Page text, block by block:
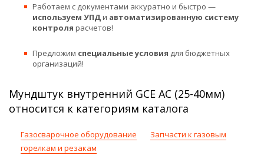
Работаем с документами аккуратно и быстро —
используем УПДи автоматизированную систему
контроля расчетов!
Предложим специальные условия для бюджетных
организаций!
Мундштук внутренний GCE AC (25-40мм)
относится к категориям каталога
Газосварочное оборудование
Запчасти к газовым
горелкам и резакам